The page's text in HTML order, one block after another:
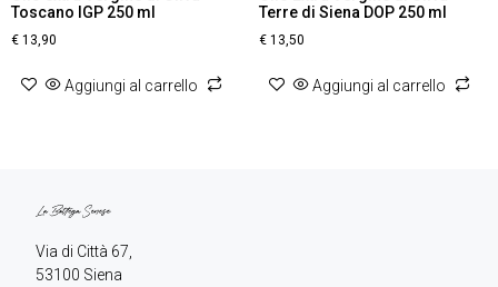
Toscano IGP 250 ml
€ 13,90
Aggiungi al carrello
Terre di Siena DOP 250 ml
€13,50
Aggiungi al carrello
Via di Città 67,